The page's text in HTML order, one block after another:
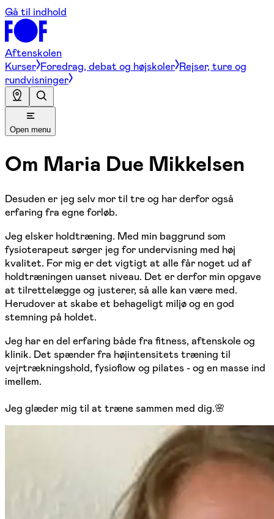
Gå til indhold
Aftenskolen
Kurser Foredrag, debat og højskoler Rejser, ture og
rundvisninger
Open menu
Om Maria Due Mikkelsen
Desuden er jeg selv mor til tre og har derfor også
erfaring fra egne forløb.
Jeg elsker holdtræning. Med min baggrund som
fysioterapeut sørger jeg for undervisning med høj
kvalitet. For mig er det vigtigt at alle får noget ud af
holdtræningen uanset niveau. Det er derfor min opgave
at tilrettelægge og justerer, så alle kan være med.
Herudover at skabe et behageligt miljø og en god
stemning på holdet.
Jeg har en del erfaring både fra fitness, aftenskole og
klinik. Det spænder fra højintensitets træning til
vejrtrækningshold, fysioflow og pilates - og en masse ind
imellem.
Jeg glæder mig til at træne sammen med dig.🌸